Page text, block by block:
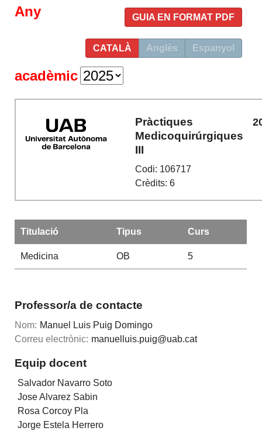
GUIA EN FORMAT PDF
CATALÀ Anglès Espanyol
Any
acadèmic
Pràctiques
Medicoquirúrgiques
III
Codi: 106717
Crèdits: 6
Titulació Tipus Curs
Medicina OB 5
Professor/a de contacte
Nom: Manuel Luis Puig Domingo
Correu electrònic: manuelluis.puig@uab.cat
Equip docent
Salvador Navarro Soto
Jose Alvarez Sabin
Rosa Corcoy Pla
Jorge Estela Herrero